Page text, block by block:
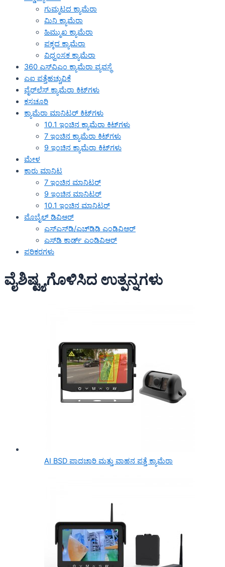
ಗುಮ್ಮಟದ ಕ್ಯಾಮೆರಾ
ಮಿನಿ ಕ್ಯಾಮೆರಾ
ಹಿಮ್ಮುಖ ಕ್ಯಾಮೆರಾ
ಪಕ್ಕದ ಕ್ಯಾಮೆರಾ
ವಿಧ್ವಂಸಕ ಕ್ಯಾಮೆರಾ
360 ಎಸ್‌ವಿಎಂ ಕ್ಯಾಮೆರಾ ವ್ಯವಸ್ಥೆ
ಎಐ ಪತ್ತೆಹಚ್ಚುವಿಕೆ
ವೈರ್‌ಲೆಸ್ ಕ್ಯಾಮೆರಾ ಕಿಟ್‌ಗಳು
ಕಸಚೂರಿ
ಕ್ಯಾಮೆರಾ ಮಾನಿಟರ್ ಕಿಟ್‌ಗಳು
10.1 ಇಂಚಿನ ಕ್ಯಾಮೆರಾ ಕಿಟ್‌ಗಳು
7 ಇಂಚಿನ ಕ್ಯಾಮೆರಾ ಕಿಟ್‌ಗಳು
9 ಇಂಚಿನ ಕ್ಯಾಮೆರಾ ಕಿಟ್‌ಗಳು
ಮೇಳ
ಕಾರು ಮಾನಿಟ
7 ಇಂಚಿನ ಮಾನಿಟರ್
9 ಇಂಚಿನ ಮಾನಿಟರ್
10.1 ಇಂಚಿನ ಮಾನಿಟರ್
ಮೊಬೈಲ್ ಡಿವಿಆರ್
ಎಸ್‌ಎಸ್‌ಡಿ/ಎಚ್‌ಡಿಡಿ ಎಂಡಿವಿಆರ್
ಎಸ್‌ಡಿ ಕಾರ್ಡ್ ಎಂಡಿವಿಆರ್
ಪರಿಕರಗಳು
ವೈಶಿಷ್ಟ್ಯಗೊಳಿಸಿದ ಉತ್ಪನ್ನಗಳು
AI BSD ಪಾದಚಾರಿ ಮತ್ತು ವಾಹನ ಪತ್ತೆ ಕ್ಯಾಮೆರಾ